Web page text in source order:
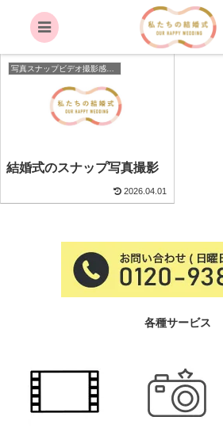
撮影実績
写真スナップビデオ撮影感動ライブエンドロール格安
結婚式のスナップ写真撮影
2026.04.01
各種サービス